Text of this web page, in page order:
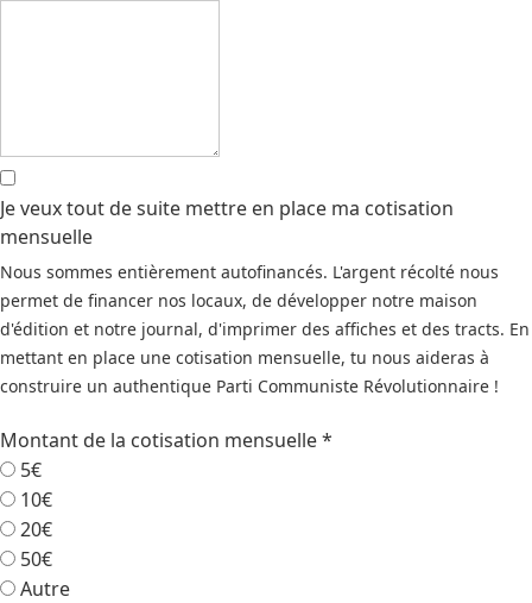
Je veux tout de suite mettre en place ma cotisation
mensuelle
Nous sommes entièrement autofinancés. L'argent récolté nous
permet de financer nos locaux, de développer notre maison
d'édition et notre journal, d'imprimer des affiches et des tracts. En
mettant en place une cotisation mensuelle, tu nous aideras à
construire un authentique Parti Communiste Révolutionnaire !
Montant de la cotisation mensuelle*
5€
10€
20€
50€
Autre